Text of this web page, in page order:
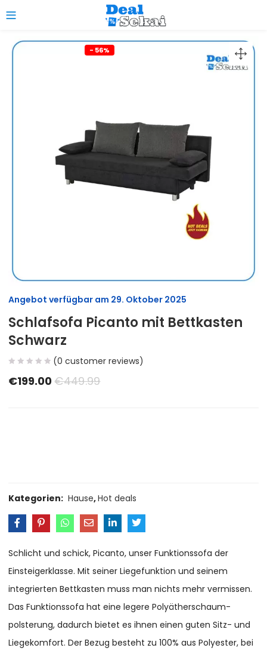
- 56%
Angebot verfügbar am 29. Oktober 2025
Schlafsofa Picanto mit Bettkasten
Schwarz
(0 customer reviews)
€199.00€449.99
Kategorien: Hause,Hot deals
Schlicht und schick, Picanto, unser Funktionssofa der
Einsteigerklasse. Mit seiner Liegefunktion und seinem
integrierten Bettkasten muss man nichts mehr vermissen.
Das Funktionssofa hat eine legere Polyätherschaum-
polsterung, dadurch bietet es ihnen einen guten Sitz- und
Liegekomfort. Der Bezug besteht zu 100% aus Polyester, bei